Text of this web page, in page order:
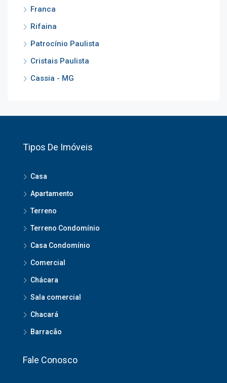
Franca
Rifaina
Patrocínio Paulista
Cristais Paulista
Cassia - MG
Tipos De Imóveis
Casa
Apartamento
Terreno
Terreno Condomínio
Casa Condomínio
Comercial
Chácara
Sala comercial
Chacará
Barracão
Fale Conosco